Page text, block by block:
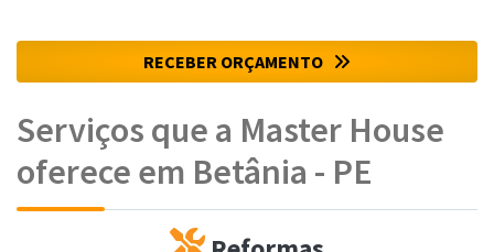
RECEBER ORÇAMENTO
Serviços que a Master House
oferece em Betânia - PE